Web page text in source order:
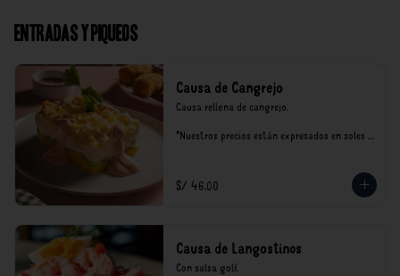
Entradas y Piqueos
Causa de Cangrejo
Causa rellena de cangrejo.
*Nuestros precios están expresados en soles e
S/ 46.00
Causa de Langostinos
Con salsa golf.